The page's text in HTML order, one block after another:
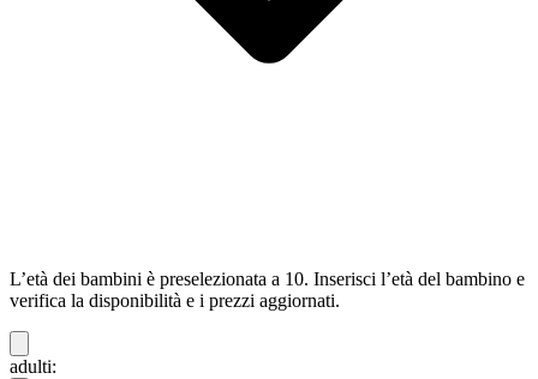
L’età dei bambini è preselezionata a 10. Inserisci l’età del bambino e
verifica la disponibilità e i prezzi aggiornati.
adulti: